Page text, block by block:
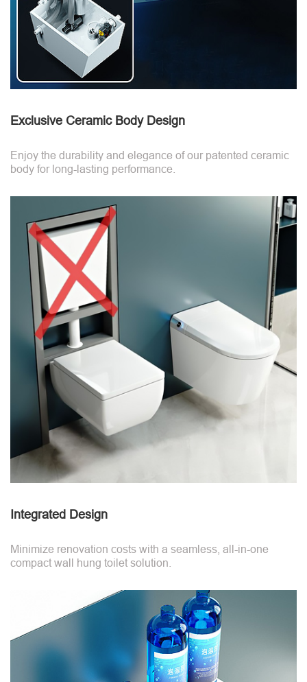
Exclusive Ceramic Body Design
Enjoy the durability and elegance of our patented ceramic
body for long-lasting performance.
Integrated Design
Minimize renovation costs with a seamless, all-in-one
compact wall hung toilet solution.